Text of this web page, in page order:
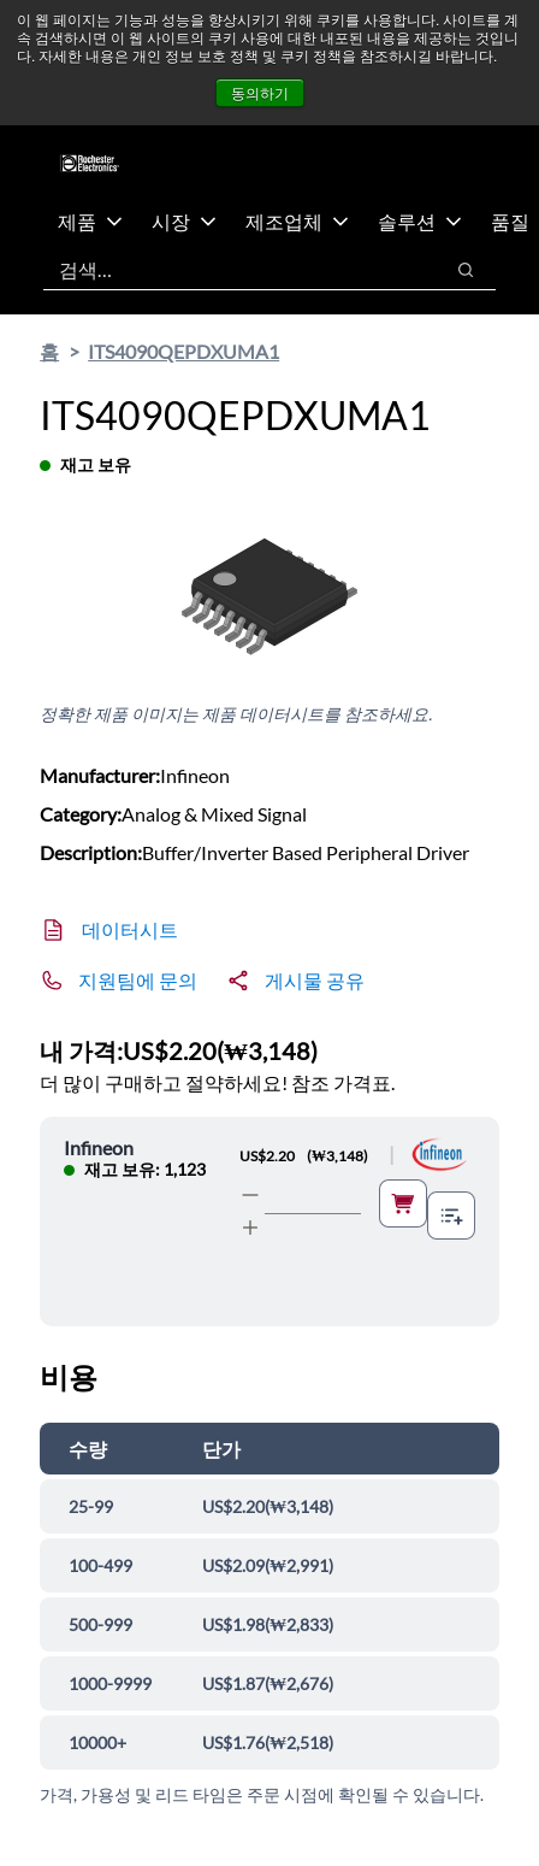
이 웹 페이지는 기능과 성능을 향상시키기 위해 쿠키를 사용합니다. 사이트를 계
속 검색하시면 이 웹 사이트의 쿠키 사용에 대한 내포된 내용을 제공하는 것입니
다. 자세한 내용은 개인 정보 보호 정책 및 쿠키 정책을 참조하시길 바랍니다.
동의하기
츠
건
중동 지역 상황을 지속적으로 주시하고 있으며, 모든 서비스는
정상적으로 운영되고 있습니다. 더 읽어보기 →
뉴스
문의하기
제품 시장 제조업체 솔루션
품질
검색
검색
홈 ITS4090QEPDXUMA1
ITS4090QEPDXUMA1
재고 보유
정확한 제품 이미지는 제품 데이터시트를 참조하세요.
Manufacturer:Infineon
Category:Analog & Mixed Signal
Description:Buffer/Inverter Based Peripheral Driver
데이터시트
지원팀에 문의 게시물 공유
내 가격:US$2.20(₩3,148)
더 많이 구매하고 절약하세요! 참조 가격표.
Infineon
재고 보유: 1,123
US$2.20 (₩3,148)
비용
수량 단가
25-99 US$2.20(₩3,148)
100-499 US$2.09(₩2,991)
500-999 US$1.98(₩2,833)
1000-9999 US$1.87(₩2,676)
10000+ US$1.76(₩2,518)
가격, 가용성 및 리드 타임은 주문 시점에 확인될 수 있습니다.